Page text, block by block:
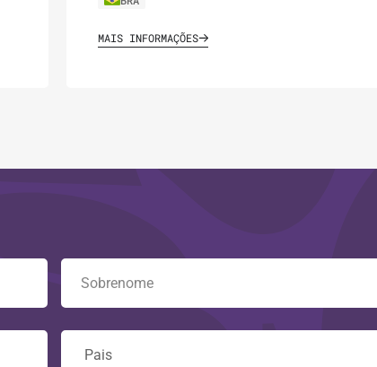
MAIS INFORMAÇÕES